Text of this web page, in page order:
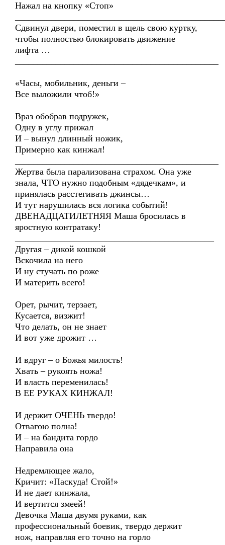
Нажал на кнопку «Стоп»
Сдвинул двери, поместил в щель свою куртку,
чтобы полностью блокировать движение
лифта …
«Часы, мобильник, деньги –
Все выложили чтоб!»
Враз обобрав подружек,
Одну в углу прижал
И – вынул длинный ножик,
Примерно как кинжал!
Жертва была парализована страхом. Она уже
знала, ЧТО нужно подобным «дядечкам», и
принялась расстегивать джинсы…
И тут нарушилась вся логика событий!
ДВЕНАДЦАТИЛЕТНЯЯ Маша бросилась в
яростную контратаку!
Другая – дикой кошкой
Вскочила на него
И ну стучать по роже
И материть всего!
Орет, рычит, терзает,
Кусается, визжит!
Что делать, он не знает
И вот уже дрожит …
И вдруг – о Божья милость!
Хвать – рукоять ножа!
И власть переменилась!
В ЕЕ РУКАХ КИНЖАЛ!
И держит ОЧЕНЬ твердо!
Отвагою полна!
И – на бандита гордо
Направила она
Недремлющее жало,
Кричит: «Паскуда! Стой!»
И не дает кинжала,
И вертится змеей!
Девочка Маша двумя руками, как
профессиональный боевик, твердо держит
нож, направляя его точно на горло